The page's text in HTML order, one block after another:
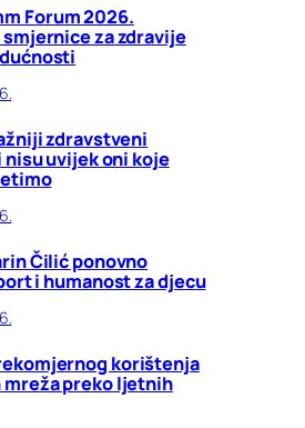
Forum 2026.
za zdravije
zdravstveni
uvijek oni koje
Čilić ponovno
i humanost za djecu
korištenja
preko ljetnih